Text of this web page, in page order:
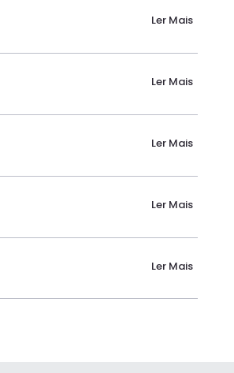
Ler Mais
Ler Mais
Ler Mais
Ler Mais
Ler Mais